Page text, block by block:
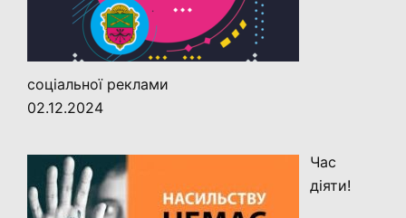
соціальної реклами
02.12.2024
Час
діяти!